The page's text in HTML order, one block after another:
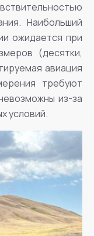
Наибольший
ожидается при
(десятки,
авиация
требуют
из-за
условий.